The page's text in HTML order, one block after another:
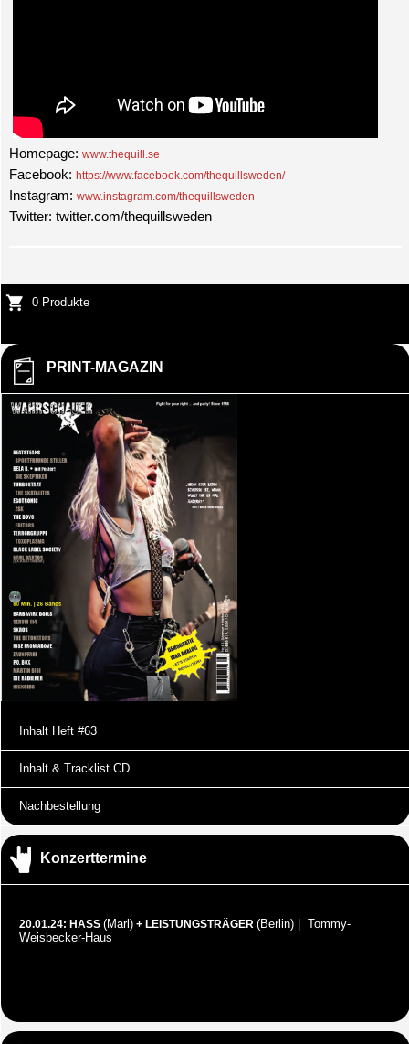
Homepage: www.thequill.se
Facebook: https://www.facebook.com/thequillsweden/
Instagram: www.instagram.com/thequillsweden
Twitter: twitter.com/thequillsweden
0 Produkte
PRINT-MAGAZIN
Inhalt Heft #63
Inhalt & Tracklist CD
Nachbestellung
Konzerttermine
20.01.24: HASS (Marl) + LEISTUNGSTRÄGER (Berlin) | Tommy-
Weisbecker-Haus